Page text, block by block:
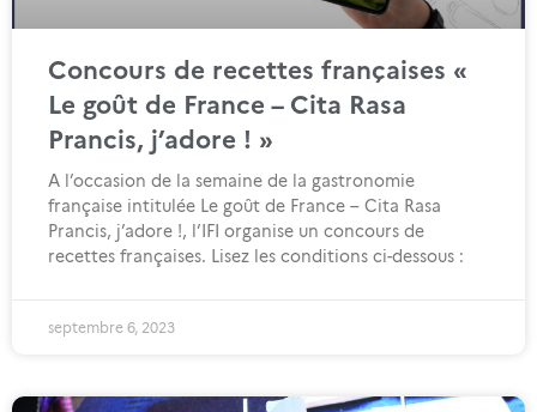
Concours de recettes françaises «
Le goût de France – Cita Rasa
Prancis, j’adore ! »
A l’occasion de la semaine de la gastronomie
française intitulée Le goût de France – Cita Rasa
Prancis, j’adore !, l’IFI organise un concours de
recettes françaises. Lisez les conditions ci-dessous :
septembre 6, 2023